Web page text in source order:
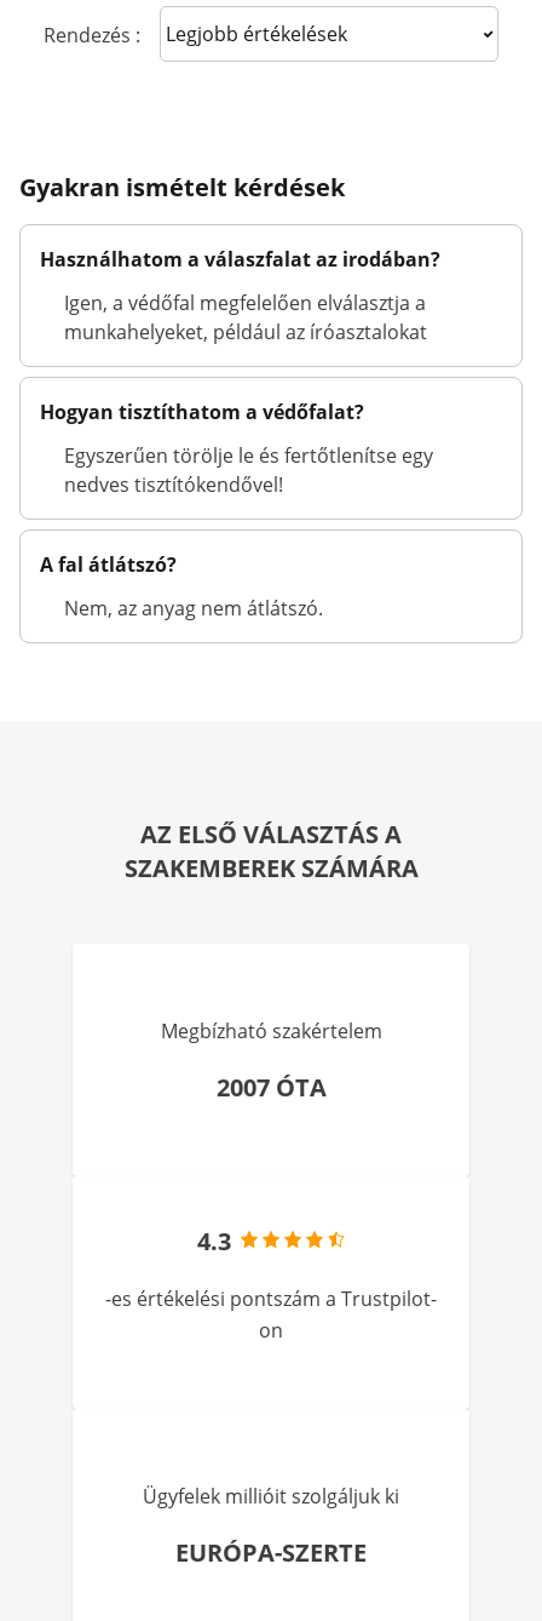
Rendezés : Sort reviews
Gyakran ismételt kérdések
Használhatom a válaszfalat az irodában?
Igen, a védőfal megfelelően elválasztja a
munkahelyeket, például az íróasztalokat
Hogyan tisztíthatom a védőfalat?
Egyszerűen törölje le és fertőtlenítse egy
nedves tisztítókendővel!
A fal átlátszó?
Nem, az anyag nem átlátszó.
AZ ELSŐ VÁLASZTÁS A
SZAKEMBEREK SZÁMÁRA
Megbízható szakértelem
2007 ÓTA
4.3
-es értékelési pontszám a Trustpilot-
on
Ügyfelek millióit szolgáljuk ki
EURÓPA-SZERTE